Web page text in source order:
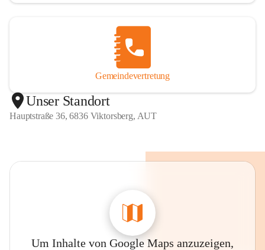
Gemeindevertretung
Unser Standort
Hauptstraße 36, 6836 Viktorsberg, AUT
Um Inhalte von Google Maps anzuzeigen,